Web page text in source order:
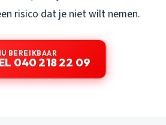
risico dat je niet wilt nemen.
BEREIKBAAR
040 218 22 09